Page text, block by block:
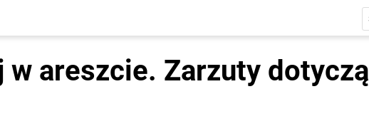
w areszcie. Zarzuty dotyczą